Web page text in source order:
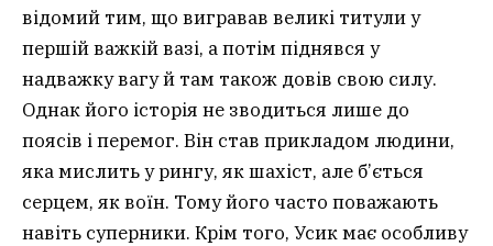
відомий тим, що вигравав великі титули у
першій важкій вазі, а потім піднявся у
надважку вагу й там також довів свою силу.
Однак його історія не зводиться лише до
поясів і перемог. Він став прикладом людини,
яка мислить у рингу, як шахіст, але б’ється
серцем, як воїн. Тому його часто поважають
навіть суперники. Крім того, Усик має особливу